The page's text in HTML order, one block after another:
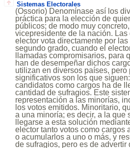
Sistemas Electorales
(Ossorio) Denomínase así los
práctica para la elección de
públicos; de modo muy
vicepresidente de la nación.
elector vota directamente por
segundo grado, cuando el
llamadas compromisarios,
han de desempeñar dichos
utilizan en diversos países,
significativos son los que
candidatos como cargos ha de
cantidad de sufragios. Este
representación a las minorías,
los votos emitidos. Minoritario,
a una minoría; es decir, a la que
llegarse a esta solución
elector tanto votos como cargos
o acumularlos a uno o más, y
de sufragios, pero es de